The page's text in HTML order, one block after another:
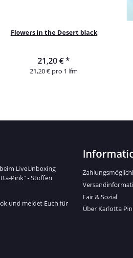
Flowers in the Desert black
21,20 €*
21,20 € pro 1 lfm
LiveUnboxing
Pink" - Stoffen
und meldet Euch für
Fair & Sozial
Über Karlotta